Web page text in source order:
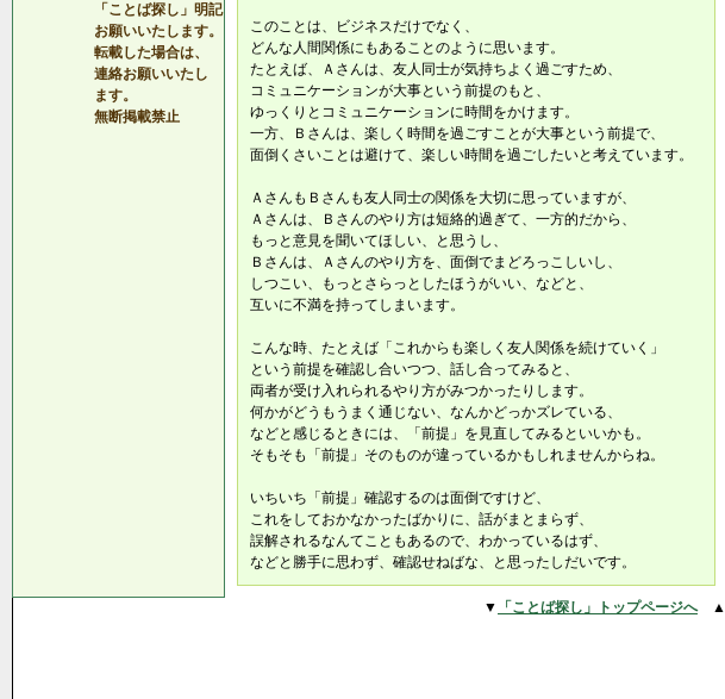
「ことば探し」明記
お願いいたします。
転載した場合は、
連絡お願いいたし
ます。
無断掲載禁止
このことは、ビジネスだけでなく、
どんな人間関係にもあることのように思います。
たとえば、Ａさんは、友人同士が気持ちよく過ごすため、
コミュニケーションが大事という前提のもと、
ゆっくりとコミュニケーションに時間をかけます。
一方、Ｂさんは、楽しく時間を過ごすことが大事という前提で、
面倒くさいことは避けて、楽しい時間を過ごしたいと考えています。
ＡさんもＢさんも友人同士の関係を大切に思っていますが、
Ａさんは、Ｂさんのやり方は短絡的過ぎて、一方的だから、
もっと意見を聞いてほしい、と思うし、
Ｂさんは、Ａさんのやり方を、面倒でまどろっこしいし、
しつこい、もっとさらっとしたほうがいい、などと、
互いに不満を持ってしまいます。
こんな時、たとえば「これからも楽しく友人関係を続けていく」
という前提を確認し合いつつ、話し合ってみると、
両者が受け入れられるやり方がみつかったりします。
何かがどうもうまく通じない、なんかどっかズレている、
などと感じるときには、「前提」を見直してみるといいかも。
そもそも「前提」そのものが違っているかもしれませんからね。
いちいち「前提」確認するのは面倒ですけど、
これをしておかなかったばかりに、話がまとまらず、
誤解されるなんてこともあるので、わかっているはず、
などと勝手に思わず、確認せねばな、と思ったしだいです。
▼ 「ことば探し」トップページへ▲